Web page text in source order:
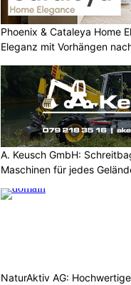
Phoenix & Cataleya Home
Eleganz mit Vorhängen
A. Keusch GmbH:
Maschinen für jedes
NaturAktiv AG: